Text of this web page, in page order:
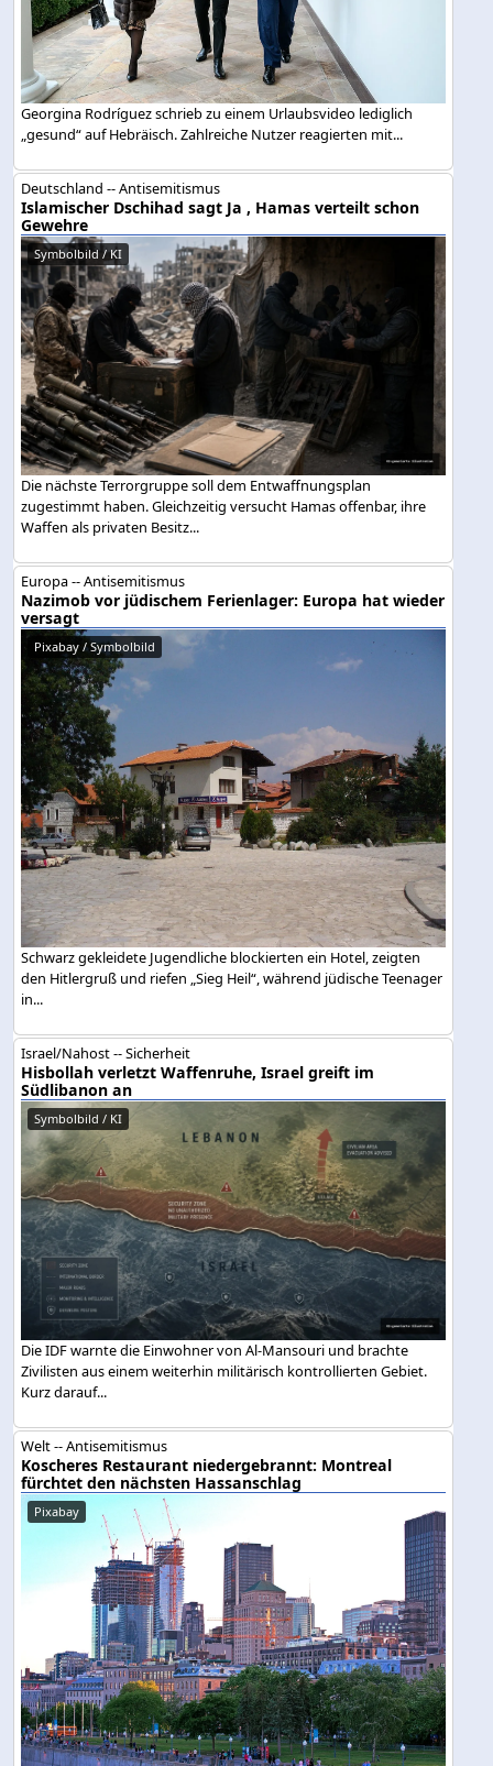
Georgina Rodríguez schrieb zu einem Urlaubsvideo lediglich
„gesund“ auf Hebräisch. Zahlreiche Nutzer reagierten mit...
Deutschland -- Antisemitismus
Islamischer Dschihad sagt Ja , Hamas verteilt schon
Gewehre
Symbolbild / KI
Die nächste Terrorgruppe soll dem Entwaffnungsplan
zugestimmt haben. Gleichzeitig versucht Hamas offenbar, ihre
Waffen als privaten Besitz...
Europa -- Antisemitismus
Nazimob vor jüdischem Ferienlager: Europa hat wieder
versagt
Pixabay / Symbolbild
Schwarz gekleidete Jugendliche blockierten ein Hotel, zeigten
den Hitlergruß und riefen „Sieg Heil“, während jüdische Teenager
in...
Israel/Nahost -- Sicherheit
Hisbollah verletzt Waffenruhe, Israel greift im
Südlibanon an
Symbolbild / KI
Die IDF warnte die Einwohner von Al-Mansouri und brachte
Zivilisten aus einem weiterhin militärisch kontrollierten Gebiet.
Kurz darauf...
Welt -- Antisemitismus
Koscheres Restaurant niedergebrannt: Montreal
fürchtet den nächsten Hassanschlag
Pixabay